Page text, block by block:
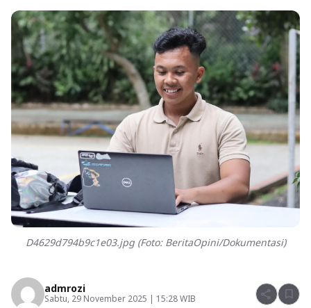
D4629d794b9c1e03.jpg (Foto: BeritaOpini/Dokumentasi)
admrozi
Sabtu, 29 November 2025 | 15:28 WIB share bookmark